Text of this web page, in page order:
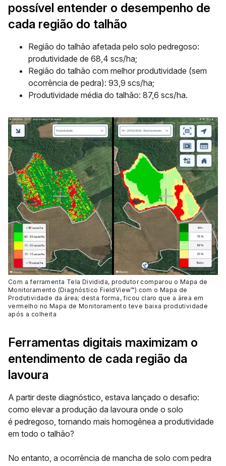
possível entender o desempenho de
cada região do talhão
Região do talhão afetada pelo solo pedregoso:
produtividade de 68,4 scs/ha;
Região do talhão com melhor produtividade (sem
ocorrência de pedra): 93,9 scs/ha;
Produtividade média do talhão: 87,6 scs/ha.
Com a ferramenta Tela Dividida, produtor comparou o Mapa de
Monitoramento (Diagnóstico FieldView™) com o Mapa de
Produtividade da área; desta forma, ficou claro que a área em
vermelho no Mapa de Monitoramento teve baixa produtividade
após a colheita
Ferramentas digitais maximizam o
entendimento de cada região da
lavoura
A partir deste diagnóstico, estava lançado o desafio:
como elevar a produção da lavoura onde o solo
é pedregoso, tornando mais homogênea a produtividade
em todo o talhão?
No entanto, a ocorrência de mancha de solo com pedra